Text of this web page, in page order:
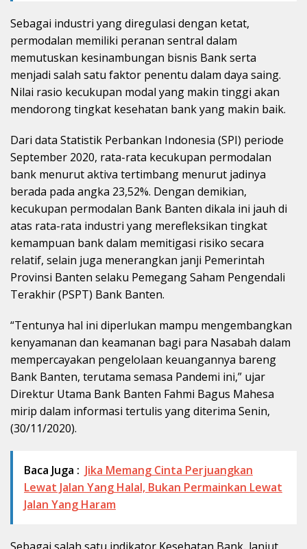
Sebagai industri yang diregulasi dengan ketat,
permodalan memiliki peranan sentral dalam
memutuskan kesinambungan bisnis Bank serta
menjadi salah satu faktor penentu dalam daya saing.
Nilai rasio kecukupan modal yang makin tinggi akan
mendorong tingkat kesehatan bank yang makin baik.
Dari data Statistik Perbankan Indonesia (SPI) periode
September 2020, rata-rata kecukupan permodalan
bank menurut aktiva tertimbang menurut jadinya
berada pada angka 23,52%. Dengan demikian,
kecukupan permodalan Bank Banten dikala ini jauh di
atas rata-rata industri yang merefleksikan tingkat
kemampuan bank dalam memitigasi risiko secara
relatif, selain juga menerangkan janji Pemerintah
Provinsi Banten selaku Pemegang Saham Pengendali
Terakhir (PSPT) Bank Banten.
“Tentunya hal ini diperlukan mampu mengembangkan
kenyamanan dan keamanan bagi para Nasabah dalam
mempercayakan pengelolaan keuangannya bareng
Bank Banten, terutama semasa Pandemi ini,” ujar
Direktur Utama Bank Banten Fahmi Bagus Mahesa
mirip dalam informasi tertulis yang diterima Senin,
(30/11/2020).
Baca Juga : Jika Memang Cinta Perjuangkan
Lewat Jalan Yang Halal, Bukan Permainkan Lewat
Jalan Yang Haram